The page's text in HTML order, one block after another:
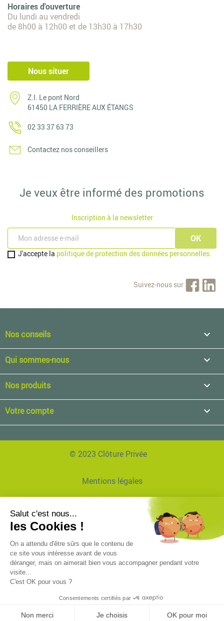
Horaires d'ouverture
Du lundi au vendredi
de 8h00 à 12h00 et de 13h30 à 17h30
Nous situer
Z.I. Le pont Nord
61450 LA FERRIÈRE AUX ÉTANGS
02 33 37 63 73
Contactez nos conseillers
Je veux être informé des promotions
Inscription à la newsletter
J'accepte la politique de protection des données personnelles.
Suivez-nous sur
Nos conseils 
Qui sommes-nous 
Nos produits 
Votre compte 
© 2023 Clôture Privée
Mentions légales
Données personnelles
Réalisation Agence EVVI
Plan de site